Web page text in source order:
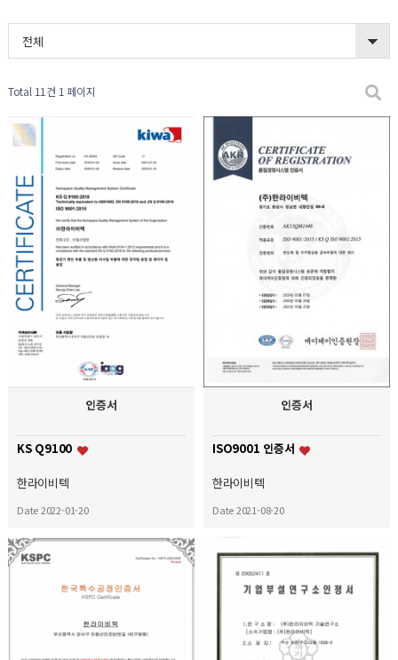
전체
Total 11건 1 페이지
인증서
KS Q9100
한라이비텍
Date 2022-01-20
인증서
ISO9001 인증서
한라이비텍
Date 2021-08-20